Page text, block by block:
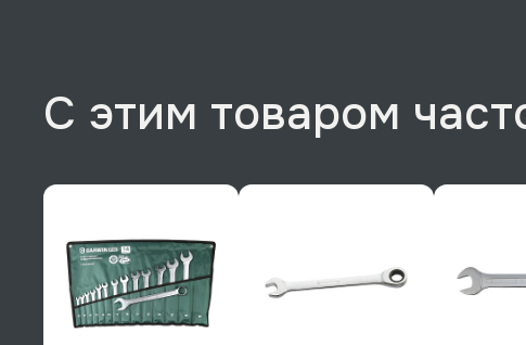
С этим товаром